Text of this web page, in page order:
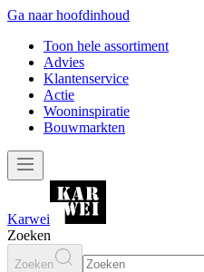
Ga naar hoofdinhoud
Toon hele assortiment
Advies
Klantenservice
Actie
Wooninspiratie
Bouwmarkten
Karwei
Zoeken
Zoeken